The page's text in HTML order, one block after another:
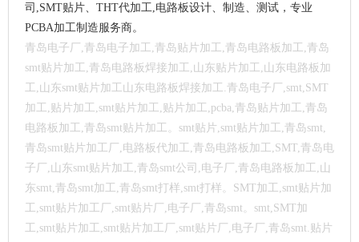
司,SMT贴片、THT代加工,电路板设计、制造、测试，专业
PCBA加工制造服务商。
青岛电子厂,青岛电子加工,青岛贴片加工,青岛电路板加工,青岛
smt贴片加工,青岛电路板焊接加工,山东贴片加工,山东电路板加
工,山东smt贴片加工山东电路板焊接加工. 青岛电子厂,smt,SMT
加工,贴片加工,smt贴片加工,贴片加工,pcba,青岛贴片加工,青岛
电路板加工,青岛smt贴片加工。smt贴片,smt贴片加工,青岛smt,
青岛smt贴片加工厂,电路板代加工,青岛电路板加工,SMT,青岛电
子厂,山东smt贴片加工,青岛smt公司,电子厂,青岛电路板加工,山
东smt,青岛smt加工,青岛smt打样,smt打样。SMT加工,smt贴片加
工,smt贴片加工厂,smt贴片厂,电子厂,青岛smt。smt,SMT加
工,smt贴片加工,smt贴片加工厂,smt贴片厂,电子厂,青岛smt.贴片